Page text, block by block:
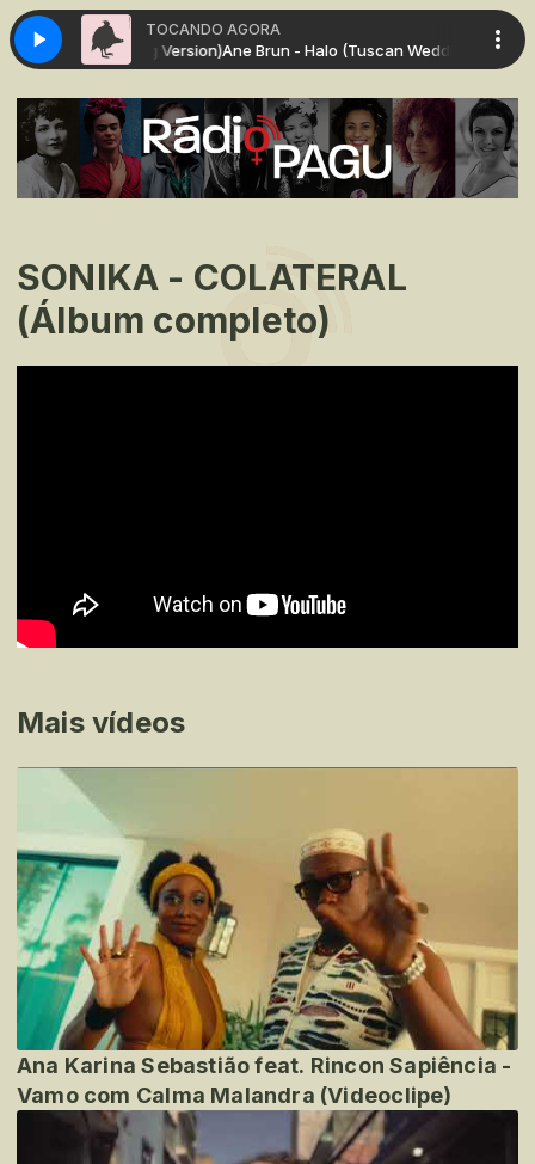
TOCANDO AGORA
(Tuscan Wedding Version)Ane Brun - Halo (Tuscan Wedding Version)
SONIKA - COLATERAL
(Álbum completo)
Mais vídeos
Ana Karina Sebastião feat. Rincon Sapiência -
Vamo com Calma Malandra (Videoclipe)